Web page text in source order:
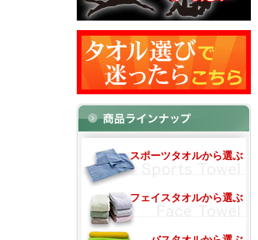
スポーツタオルから選ぶ
フェイスタオルから選ぶ